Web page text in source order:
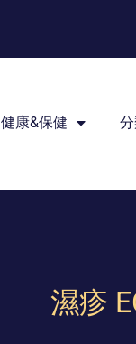
健康&保健
濕疹